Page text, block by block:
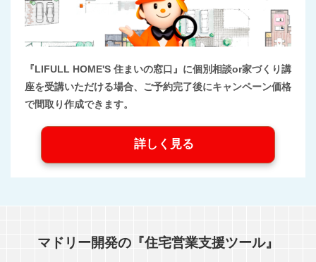
『LIFULL HOME'S 住まいの窓口』に個別相談or家づくり講
座を受講いただける場合、ご予約完了後にキャンペーン価格
で間取り作成できます。
詳しく見る
マドリー開発の『住宅営業支援ツール』